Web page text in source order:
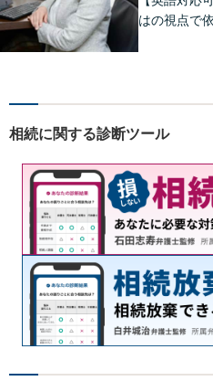
はの視点で
のお困り事
い。
相続に関する診断ツール